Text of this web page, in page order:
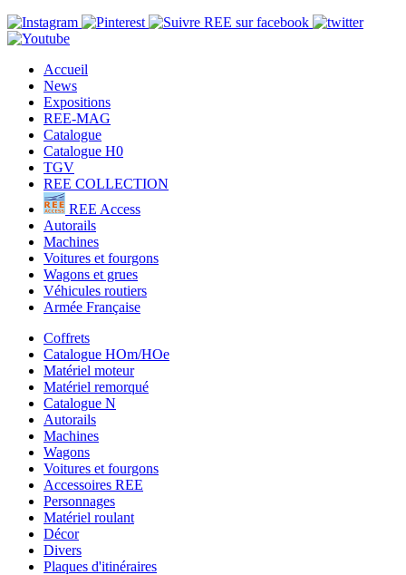
Accueil
News
Expositions
REE-MAG
Catalogue
Catalogue H0
TGV
REE COLLECTION
REE Access
Autorails
Machines
Voitures et fourgons
Wagons et grues
Véhicules routiers
Armée Française
Coffrets
Catalogue HOm/HOe
Matériel moteur
Matériel remorqué
Catalogue N
Autorails
Machines
Wagons
Voitures et fourgons
Accessoires REE
Personnages
Matériel roulant
Décor
Divers
Plaques d'itinéraires